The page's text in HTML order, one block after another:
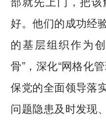
好。他们的成功经
的基层组织作为
骨”，深化“网格化
保党的全面领导落
问题隐患及时发现